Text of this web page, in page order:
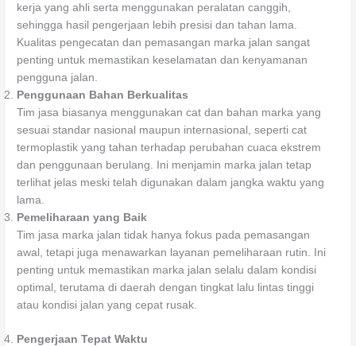
kerja yang ahli serta menggunakan peralatan canggih,
sehingga hasil pengerjaan lebih presisi dan tahan lama.
Kualitas pengecatan dan pemasangan marka jalan sangat
penting untuk memastikan keselamatan dan kenyamanan
pengguna jalan.
Penggunaan Bahan Berkualitas
Tim jasa biasanya menggunakan cat dan bahan marka yang
sesuai standar nasional maupun internasional, seperti cat
termoplastik yang tahan terhadap perubahan cuaca ekstrem
dan penggunaan berulang. Ini menjamin marka jalan tetap
terlihat jelas meski telah digunakan dalam jangka waktu yang
lama.
Pemeliharaan yang Baik
Tim jasa marka jalan tidak hanya fokus pada pemasangan
awal, tetapi juga menawarkan layanan pemeliharaan rutin. Ini
penting untuk memastikan marka jalan selalu dalam kondisi
optimal, terutama di daerah dengan tingkat lalu lintas tinggi
atau kondisi jalan yang cepat rusak.
Pengerjaan Tepat Waktu